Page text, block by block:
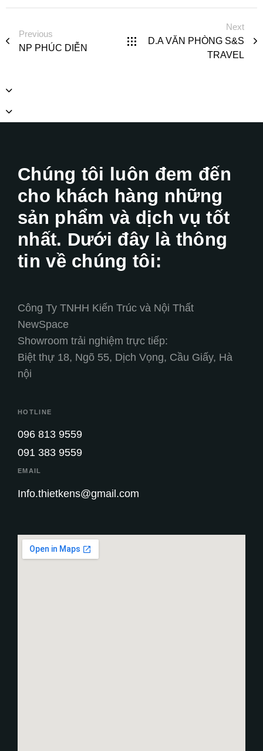
Previous
NP PHÚC DIỄN
Next
D.A VĂN PHÒNG S&S
TRAVEL
Chúng tôi luôn đem đến
cho khách hàng những
sản phẩm và dịch vụ tốt
nhất. Dưới đây là thông
tin về chúng tôi:
Công Ty TNHH Kiến Trúc và Nội Thất
NewSpace
Showroom trải nghiệm trực tiếp:
Biệt thự 18, Ngõ 55, Dịch Vọng, Cầu Giấy, Hà
nội
HOTLINE
096 813 9559
091 383 9559
EMAIL
Info.thietkens@gmail.com